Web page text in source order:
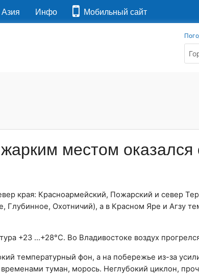
Азия Инфо Мобильный сайт
местом оказался
края: Красноармейский, Пожарский и север
Охотничий), а в Красном Яре и Агзу
+23 …+28°C. Во Владивостоке воздух
температурный фон, а на побережье из-за
туман, морось. Неглубокий циклон,